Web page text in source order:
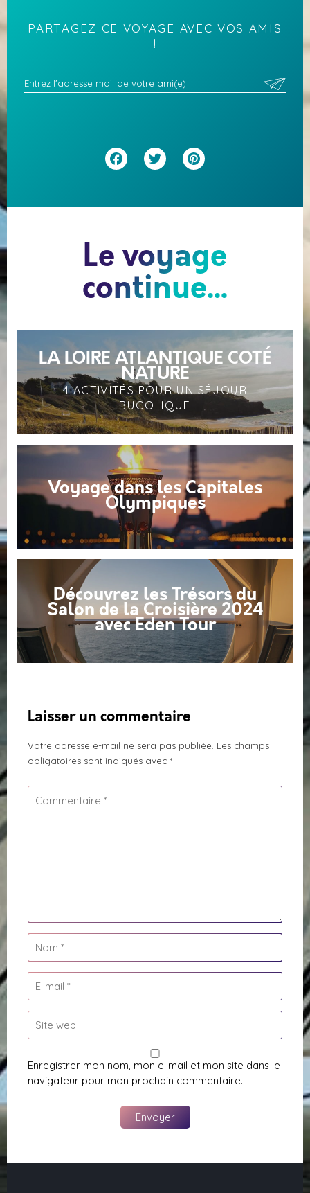
PARTAGEZ CE VOYAGE AVEC VOS AMIS
!
Facebook
Twitter
Le voyage
continue...
LA LOIRE ATLANTIQUE COTÉ
NATURE
4 ACTIVITÉS POUR UN SÉJOUR
BUCOLIQUE
Voyage dans les Capitales
Olympiques
Découvrez les Trésors du
Salon de la Croisière 2024
avec Eden Tour
Laisser un commentaire
Votre adresse e-mail ne sera pas publiée. Les champs
obligatoires sont indiqués avec *
Enregistrer mon nom, mon e-mail et mon site dans le
navigateur pour mon prochain commentaire.